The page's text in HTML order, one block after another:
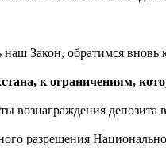
Закон, обратимся вновь
к ограничениям,
вознаграждения
разрешения